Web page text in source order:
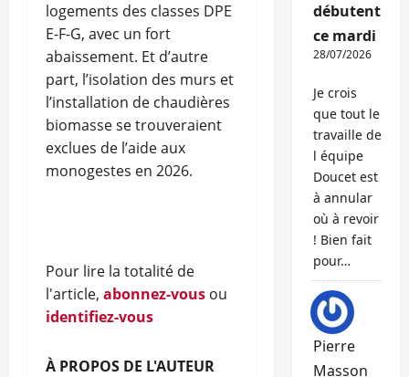
logements des classes DPE
E-F-G, avec un fort
abaissement. Et d’autre
part, l’isolation des murs et
l’installation de chaudières
biomasse se trouveraient
exclues de l’aide aux
monogestes en 2026.
Pour lire la totalité de
l'article, abonnez-vous ou
identifiez-vous
À PROPOS DE L'AUTEUR
débutent
ce mardi
28/07/2026
Je crois
que tout le
travaille de
l équipe
Doucet est
à annular
où à revoir
! Bien fait
pour…
Pierre
Masson